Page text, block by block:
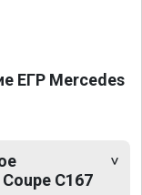
ЕГР Mercedes
C167